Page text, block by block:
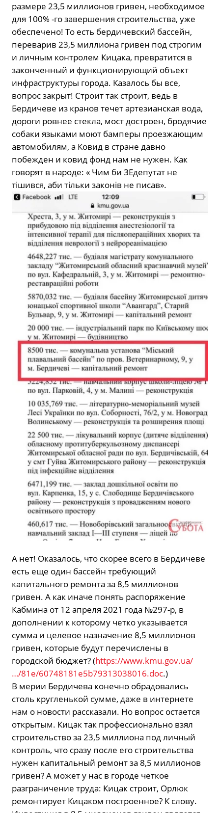
размере 23,5 миллионов гривен, необходимое
для 100% -го завершения строительства, уже
обеспечено! То есть бердичевский бассейн,
переварив 23,5 миллиона гривен под строгим
и личным контролем Кицака, превратится в
законченный и функционирующий объект
инфраструктуры города. Казалось бы все,
вопрос закрыт! Строит так строит, ведь в
Бердичеве из кранов течет артезианская вода,
дороги ровнее стекла, мост достроен, бродячие
собаки языками моют бамперы проезжающим
автомобилям, а Ковид в стране давно
побежден и ковид фонд нам не нужен. Как
говорят в народе: « Чим би ЗЕдепутат не
тішився, аби тільки законів не писав».
А нет! Оказалось, что скорее всего в Бердичеве
есть еще один бассейн требующий
капитального ремонта за 8,5 миллионов
гривен. А как иначе понять распоряжение
Кабмина от 12 апреля 2021 года №297-р, в
дополнении к которому четко указывается
сумма и целевое назначение 8,5 миллионов
гривен, которые будут перечислены в
городской бюджет? (https://www.kmu.gov.ua/
…/81e/60748181e5b79313038016.doc.)
В мерии Бердичева конечно обрадовались
столь кругленькой сумме, даже в интернете
нам о новости рассказали. Но вопрос остается
открытым. Кицак так профессионально взял
строительство за 23,5 миллиона под личный
контроль, что сразу после его строительства
нужен капитальный ремонт за 8,5 миллионов
гривен? А может у нас в городе четкое
разграничение труда: Кицак строит, Орлюк
ремонтирует Кицаком построенное? К слову.